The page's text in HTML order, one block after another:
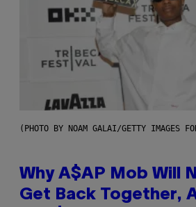
(PHOTO BY NOAM GALAI/GETTY IMAGES
Why A$AP Mob Will
Get Back Together,